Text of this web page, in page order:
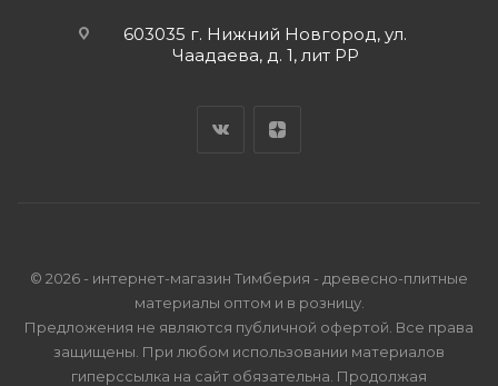
603035 г. Нижний Новгород, ул.
Чаадаева, д. 1, лит РР
© 2026 - интернет-магазин Тимберия - древесно-плитные
материалы оптом и в розницу.
Предложения не являются публичной офертой. Все права
защищены. При любом использовании материалов
гиперссылка на сайт обязательна. Продолжая